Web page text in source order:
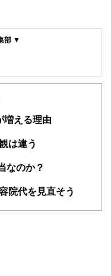
部 ▼
経済に関する記事を、日々
わかりやすく発信していま
関する書籍・雑誌の編集経
事掲載まですべての工程に
相続診断士、住宅ローンア
キャリアコンサルタントな
増える理由
は違う
なのか？
院代を見直そう